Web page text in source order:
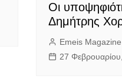
Οι
Δημήτρης
Emeis Magazine
27